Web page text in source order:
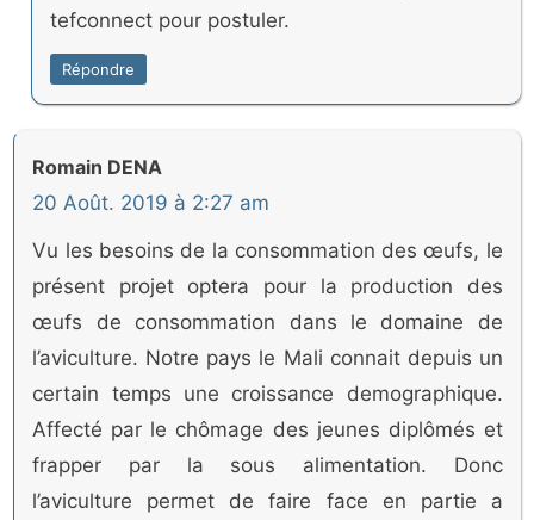
tefconnect pour postuler.
Répondre
Romain DENA
20 Août. 2019 à 2:27 am
Vu les besoins de la consommation des œufs, le
présent projet optera pour la production des
œufs de consommation dans le domaine de
l’aviculture. Notre pays le Mali connait depuis un
certain temps une croissance demographique.
Affecté par le chômage des jeunes diplômés et
frapper par la sous alimentation. Donc
l’aviculture permet de faire face en partie a